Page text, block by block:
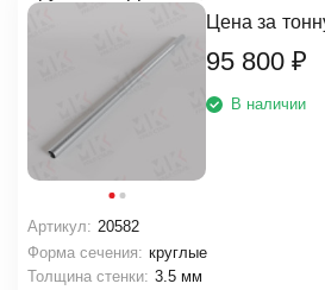
Цена за
95 800 ₽
В наличии
Артикул: 20582
Форма сечения: круглые
Толщина стенки: 3.5 мм